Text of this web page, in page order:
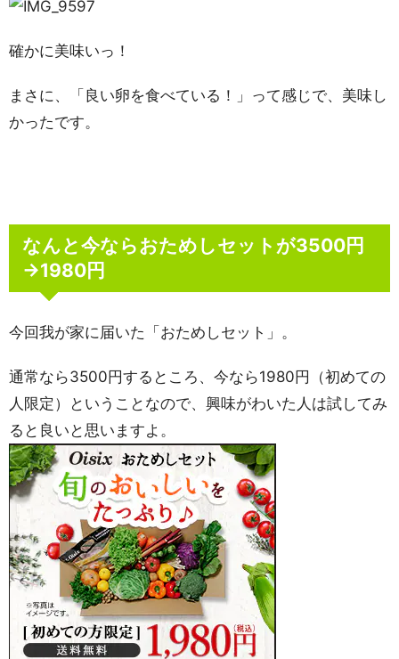
確かに美味いっ！
まさに、「良い卵を食べている！」って感じで、美味し
かったです。
なんと今ならおためしセットが3500円
→1980円
今回我が家に届いた「おためしセット」。
通常なら3500円するところ、今なら1980円（初めての
人限定）ということなので、興味がわいた人は試してみ
ると良いと思いますよ。